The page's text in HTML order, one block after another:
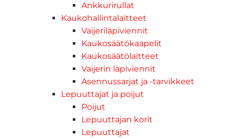
Ankkurirullat
Kaukohallintalaitteet
Vaijeriläpiviennit
Kaukosäätökaapelit
Kaukosäätölaitteet
Vaijerin läpiviennit
Asennussarjat ja -tarvikkeet
Lepuuttajat ja poijut
Poijut
Lepuuttajan korit
Lepuuttajat